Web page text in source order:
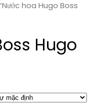
hoa Hugo Boss
Hugo